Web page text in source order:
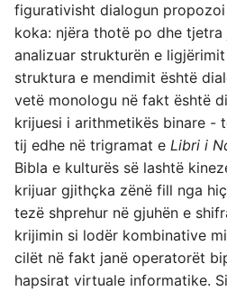
figurativisht dialogun
koka: njëra thotë po dhe tjetra
analizuar strukturën e
struktura e mendimit është
vetë monologu në fakt është
krijuesi i arithmetikës binare -
tij edhe në trigramat e Libri i
Bibla e kulturës së lashtë
krijuar gjithçka zënë fill nga
tezë shprehur në gjuhën e
krijimin si lodër kombinative
cilët në fakt janë operatorët
hapsirat virtuale informatike.